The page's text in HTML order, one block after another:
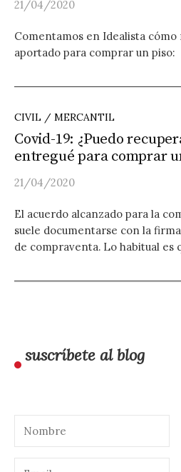
21/04/2020
Comentamos en Idealista
aportado para comprar un piso:
CIVIL / MERCANTIL
Covid-19: ¿Puedo
entregué para comprar
21/04/2020
El acuerdo alcanzado para la
suele documentarse con la
de compraventa. Lo habitual es
suscríbete al blog